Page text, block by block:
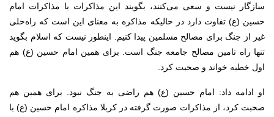
سازگار نیست و سعی می‌کنند، بگویند این مذاکرات با مذاکرات امام
حسین (ع) تفاوت دارد در حالیکه مذاکره به معنای این است که راه‌حلی
غیر از جنگ برای مصالح مسلمین پیدا کنیم. اینطور نیست که اسلام بگوید
تنها راه تامین مصالح جامعه جنگ است. برای همین امام حسین (ع) هم
اول خطبه خواند و صحبت کرد.
او ادامه داد: امام حسین (ع) هم راضی به جنگ نبود. برای همین هم
صحبت کرد، از مذاکرات صورت گرفته در کربلا مذاکره امام حسین (ع) با